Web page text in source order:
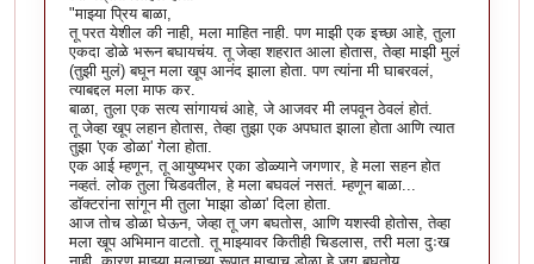
"माझ्या प्रिय बाळा,
तू परत येशील की नाही, मला माहित नाही. पण माझी एक इच्छा आहे, तुला
एकदा डोळे भरून बघायचंय. तू जेव्हा शहरात आला होतास, तेव्हा माझी मुलं
(तुझी मुलं) बघून मला खूप आनंद झाला होता. पण त्यांना मी घाबरवलं,
त्याबद्दल मला माफ कर.
बाळा, तुला एक सत्य सांगायचं आहे, जे आजवर मी लपवून ठेवलं होतं.
तू जेव्हा खूप लहान होतास, तेव्हा तुझा एक अपघात झाला होता आणि त्यात
तुझा 'एक डोळा' गेला होता.
एक आई म्हणून, तू आयुष्यभर एका डोळ्याने जगणार, हे मला सहन होत
नव्हतं. लोक तुला चिडवतील, हे मला बघवलं नसतं. म्हणून बाळा...
डॉक्टरांना सांगून मी तुला 'माझा डोळा' दिला होता.
आज तोच डोळा घेऊन, जेव्हा तू जग बघतोस, आणि यशस्वी होतोस, तेव्हा
मला खूप अभिमान वाटतो. तू माझ्यावर कितीही चिडलास, तरी मला दुःख